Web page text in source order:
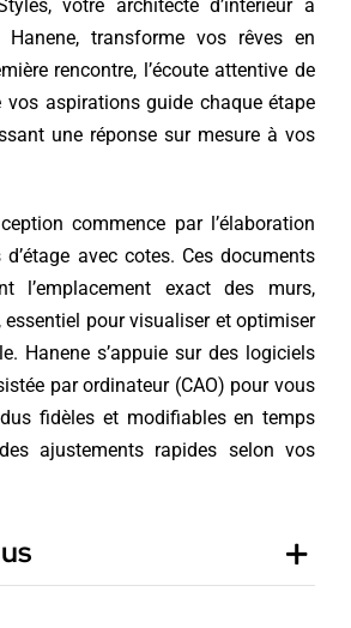
votre architecte d’intérieur à
Hanene, transforme vos rêves en
rencontre, l’écoute attentive de
vos aspirations guide chaque étape
une réponse sur mesure à vos
commence par l’élaboration
avec cotes. Ces documents
l’emplacement exact des murs,
essentiel pour visualiser et optimiser
Hanene s’appuie sur des logiciels
par ordinateur (CAO) pour vous
fidèles et modifiables en temps
ajustements rapides selon vos